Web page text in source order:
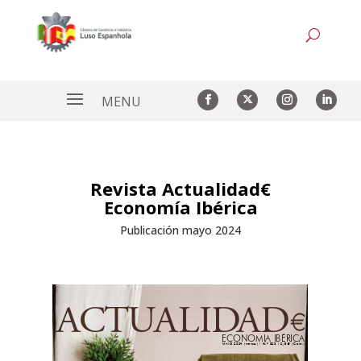
Revista Actualidad€
Economía Ibérica
Publicación mayo 2024